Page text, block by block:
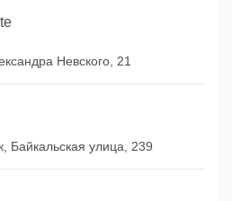
Невского, 21
Байкальская улица, 239